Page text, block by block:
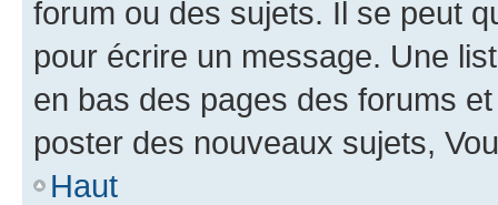
forum ou des sujets. Il se peut
pour écrire un message. Une
en bas des pages des forums
poster des nouveaux sujets,
Haut